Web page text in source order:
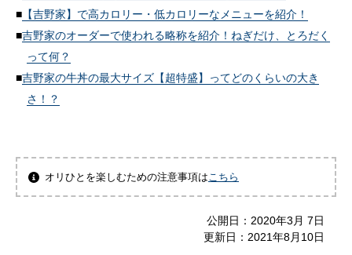
【吉野家】で高カロリー・低カロリーなメニューを紹介！
吉野家のオーダーで使われる略称を紹介！ねぎだけ、とろだく
って何？
吉野家の牛丼の最大サイズ【超特盛】ってどのくらいの大き
さ！？
オリひとを楽しむための注意事項は こちら
公開日： 2020年3月 7日
更新日： 2021年8月10日